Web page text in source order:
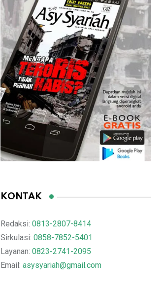
KONTAK
Redaksi: 0813-2807-8414
Sirkulasi: 0858-7852-5401
Layanan: 0823-2741-2095
Email: asysyariah@gmail.com